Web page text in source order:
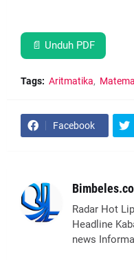
📄 Unduh PDF
Tags: Aritmatika
Facebook
Radar Hot
Headline
news